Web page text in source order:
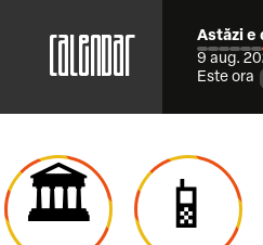
Calendar
Astăzi e
9 aug.
Este ora
🏛️ 📱